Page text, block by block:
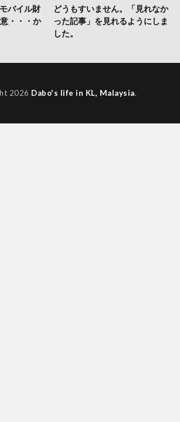
バイル財
・・・か
どうもすいません。「見れなか
った記事」を見れるようにしま
した。
2026 Dabo's life in KL, Malaysia.